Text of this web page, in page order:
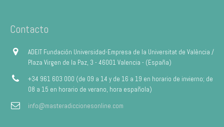
Contacto
ADEIT Fundación Universidad-Empresa de la Universitat de València /
Plaza Virgen de la Paz, 3 - 46001 Valencia - (España)
+34 961 603 000 (de 09 a 14 y de 16 a 19 en horario de invierno; de
08 a 15 en horario de verano, hora española)
info@masteradiccionesonline.com